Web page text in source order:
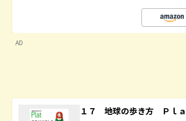
AD
１７ 地球の歩き方 Ｐｌ